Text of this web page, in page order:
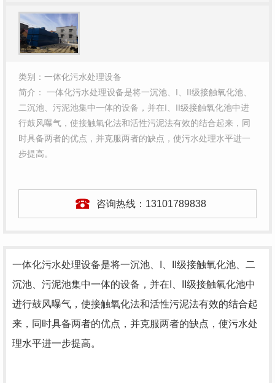
类别：一体化污水处理设备
简介： 一体化污水处理设备是将一沉池、I、II级接触氧化池、
二沉池、污泥池集中一体的设备，并在I、II级接触氧化池中进
行鼓风曝气，使接触氧化法和活性污泥法有效的结合起来，同
时具备两者的优点，并克服两者的缺点，使污水处理水平进一
步提高。
咨询热线： 13101789838
一体化污水处理设备是将一沉池、I、II级接触氧化池、二
沉池、污泥池集中一体的设备，并在I、II级接触氧化池中
进行鼓风曝气，使接触氧化法和活性污泥法有效的结合起
来，同时具备两者的优点，并克服两者的缺点，使污水处
理水平进一步提高。